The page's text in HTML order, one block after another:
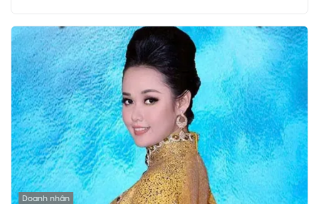
Doanh nhân